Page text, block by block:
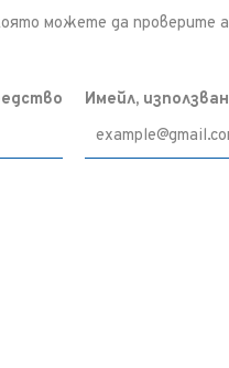
можете да проверите
Имейл,